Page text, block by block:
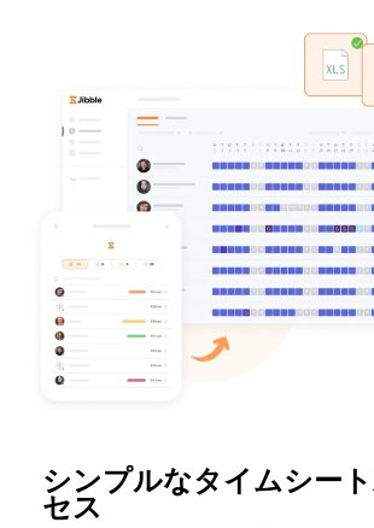
シンプルなタイムシー
セス